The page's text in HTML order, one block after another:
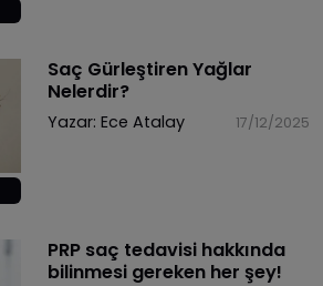
Saç Gürleştiren Yağlar
Nelerdir?
Yazar: Ece Atalay 17/12/2025
PRP saç tedavisi hakkında
bilinmesi gereken her şey!